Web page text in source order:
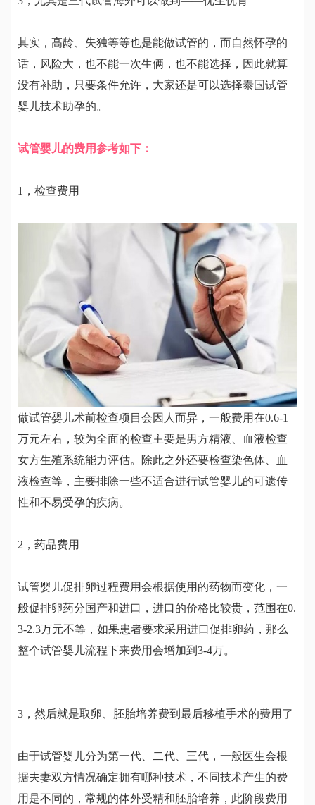
其实，高龄、失独等等也是能做试管的，而自然怀孕的
话，风险大，也不能一次生俩，也不能选择，因此就算
没有补助，只要条件允许，大家还是可以选择泰国试管
婴儿技术助孕的。
试管婴儿的费用参考如下：
1，检查费用
做试管婴儿术前检查项目会因人而异，一般费用在0.6-1
万元左右，较为全面的检查主要是男方精液、血液检查
女方生殖系统能力评估。除此之外还要检查染色体、血
液检查等，主要排除一些不适合进行试管婴儿的可遗传
性和不易受孕的疾病。
2，药品费用
试管婴儿促排卵过程费用会根据使用的药物而变化，一
般促排卵药分国产和进口，进口的价格比较贵，范围在0.
3-2.3万元不等，如果患者要求采用进口促排卵药，那么
整个试管婴儿流程下来费用会增加到3-4万。
3，然后就是取卵、胚胎培养费到最后移植手术的费用了
由于试管婴儿分为第一代、二代、三代，一般医生会根
据夫妻双方情况确定拥有哪种技术，不同技术产生的费
用是不同的，常规的体外受精和胚胎培养，此阶段费用